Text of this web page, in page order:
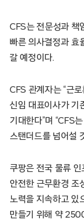
CFS는 전문성과 책
빠른 의사결정과 효
갈 예정이다.
CFS 관계자는 “근
신임 대표이사가 기
기대한다”며 “CFS
스탠더드를 넘어설
쿠팡은 전국 물류 인
안전한 근무환경 조
노력을 지속하고 있
만들기 위해 약